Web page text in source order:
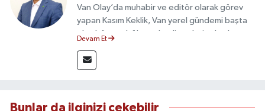
Van Olay’da muhabir ve editör olarak görev
yapan Kasım Keklik, Van yerel gündemi başta
olmak üzere bölgesel gelişmeleri sahadan
deneyimiyle hızlı ve doğru haber üretimine
odaklanan Keklik, tarafsızlık ve etik gazetecilik
Devam Et
Bunlar da ilginizi çekebilir